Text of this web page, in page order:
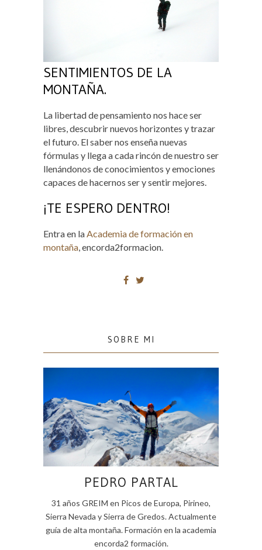
SENTIMIENTOS DE LA
MONTAÑA.
La libertad de pensamiento nos hace ser
libres, descubrir nuevos horizontes y trazar
el futuro. El saber nos enseña nuevas
fórmulas y llega a cada rincón de nuestro ser
llenándonos de conocimientos y emociones
capaces de hacernos ser y sentir mejores.
¡TE ESPERO DENTRO!
Entra en la Academia de formación en
montaña , encorda2formacion.
SOBRE MI
PEDRO PARTAL
31 años GREIM en Picos de Europa, Pirineo,
Sierra Nevada y Sierra de Gredos. Actualmente
guía de alta montaña. Formación en la academia
encorda2 formación.